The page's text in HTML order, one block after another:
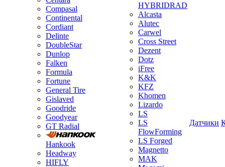
Compasal
Continental
Cordiant
Delinte
DoubleStar
Dunlop
Falken
Formula
Fortune
General Tire
Gislaved
Goodride
Goodyear
GT Radial
Hankook
Headway
HIFLY
HYBRIDRAD
Alcasta
Alutec
Carwel
Cross Street
Dezent
Dotz
iFree
K&K
KFZ
Khomen
Lizardo
LS
LS
FlowForming
LS Forged
Magnetto
MAK
Датчики